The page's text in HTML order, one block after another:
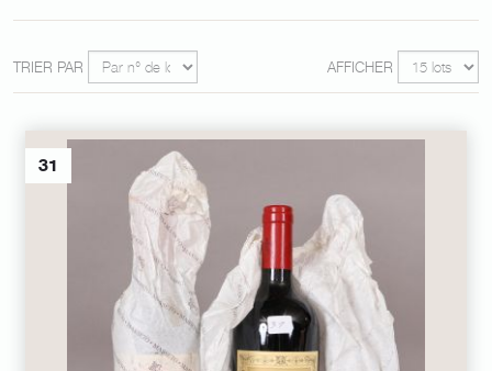
TRIER PAR AFFICHER
31